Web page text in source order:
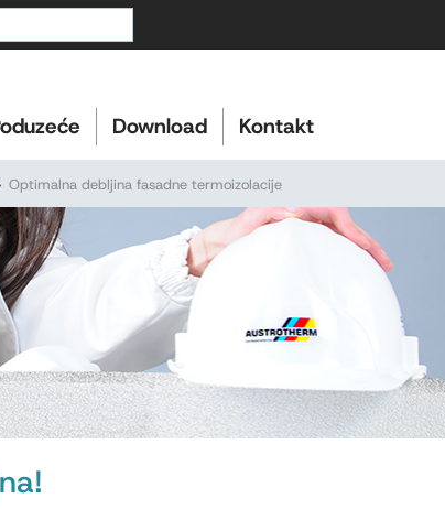
Download Kontakt
Optimalna debljina fasadne termoizolacije